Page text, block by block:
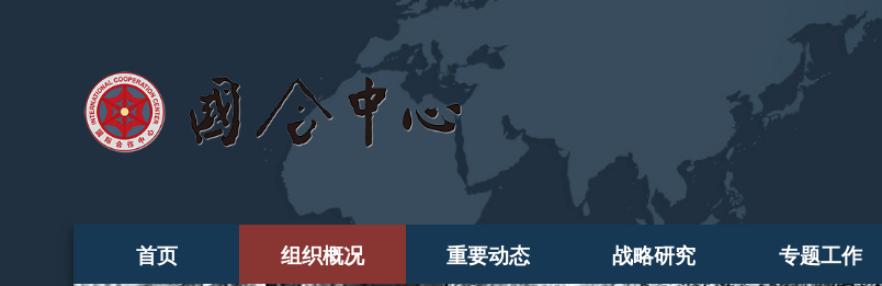
首页 组织概况 重要动态 战略研究 专题工作